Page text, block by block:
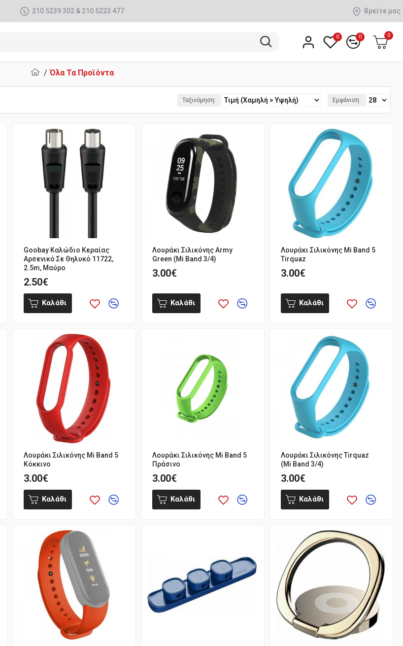
210 5239 302 & 210 5223 477 Βρείτε μας
0 0 0
Όλα Τα Προϊόντα
Ταξινόμηση: Εμφάνιση:
Goobay Καλώδιο Κεραίας
Αρσενικό Σε Θηλυκό 11722,
2.5m, Μαύρο
2.50€
Καλάθι
Λουράκι Σιλικόνης Army
Green (Mi Band 3/4)
3.00€
Καλάθι
Λουράκι Σιλικόνης Mi Band 5
Tirquaz
3.00€
Καλάθι
Λουράκι Σιλικόνης Mi Band 5
Κόκκινο
3.00€
Καλάθι
Λουράκι Σιλικόνης Mi Band 5
Πράσινο
3.00€
Καλάθι
Λουράκι Σιλικόνης Tirquaz
(Mi Band 3/4)
3.00€
Καλάθι